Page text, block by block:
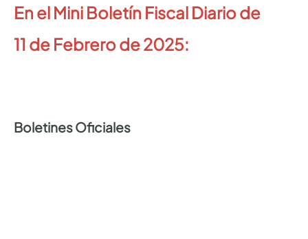
En el Mini Boletín Fiscal Diario de
11 de Febrero de 2025:
Boletines Oficiales